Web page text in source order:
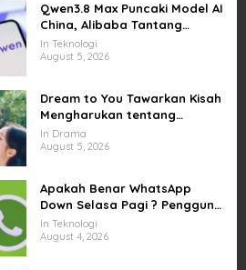
Qwen3.8 Max Puncaki Model AI
China, Alibaba Tantang
Pemain Global
In Teknologi
August 5, 2026
Dream to You Tawarkan Kisah
Mengharukan tentang
Perjuangan Meraih Mimpi
yang Sempat Tertunda
In Drama
August 5, 2026
Apakah Benar WhatsApp
Down Selasa Pagi ? Pengguna
Kesulitan Kirim Gambar dan
Video di Sejumlah Wilayah
In Teknologi
August 4, 2026